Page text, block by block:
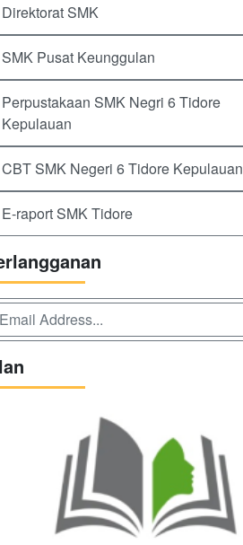
Direktorat SMK
SMK Pusat Keunggulan
Perpustakaan SMK Negri 6 Tidore
Kepulauan
CBT SMK Negeri 6 Tidore Kepulauan
E-raport SMK Tidore